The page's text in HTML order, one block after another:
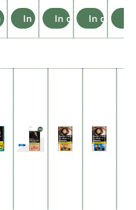
den Warenkorb
In den Warenkorb
In den Warenkorb
In den